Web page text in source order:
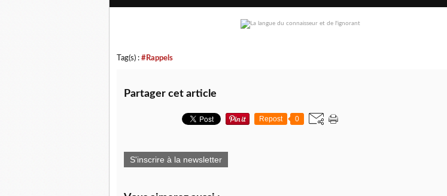
Tag(s) : #Rappels
Partager cet article
Repost 0
S'inscrire à la newsletter